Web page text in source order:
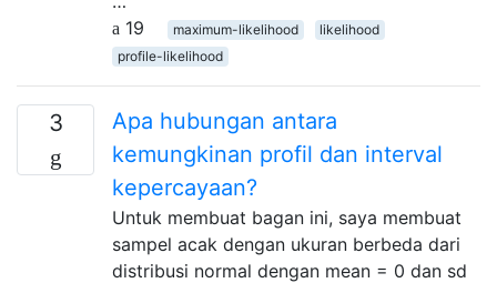
19
maximum-likelihood
likelihood
profile-likelihood
3
Apa hubungan antara
kemungkinan profil dan interval
kepercayaan?
Untuk membuat bagan ini, saya membuat
sampel acak dengan ukuran berbeda dari
distribusi normal dengan mean = 0 dan sd